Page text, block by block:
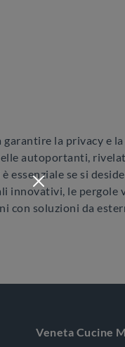
la privacy e
autoportanti,
se si
innovativi, le pergole
con soluzioni da
Veneta Cucine